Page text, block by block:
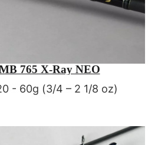
765 X-Ray NEO
- 60g (3/4 – 2 1/8 oz)